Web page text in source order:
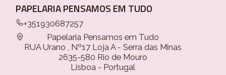
PAPELARIA PENSAMOS EM TUDO
+351930687257
Papelaria Pensamos em Tudo
RUA Urano , Nº17 Loja A - Serra das Minas
2635-580 Rio de Mouro
Lisboa - Portugal